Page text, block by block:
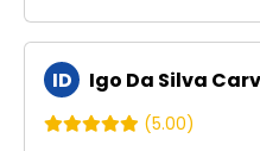
ID Igo Da Silva
(5.00)